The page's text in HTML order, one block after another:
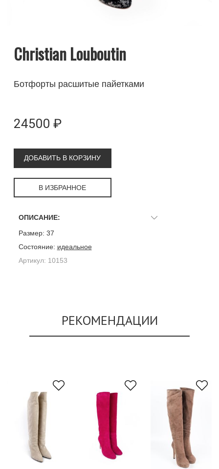
Christian Louboutin
Ботфорты расшитые пайетками
24500 ₽
ДОБАВИТЬ В КОРЗИНУ
В ИЗБРАННОЕ
ОПИСАНИЕ:
Размер: 37
Состояние: идеальное
Артикул: 10153
РЕКОМЕНДАЦИИ